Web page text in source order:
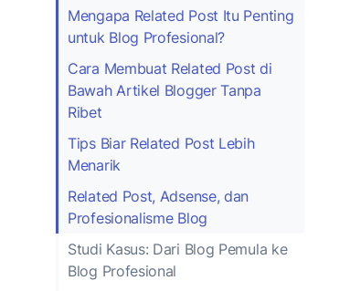
Mengapa Related Post Itu Penting
untuk Blog Profesional?
Cara Membuat Related Post di
Bawah Artikel Blogger Tanpa
Ribet
Tips Biar Related Post Lebih
Menarik
Related Post, Adsense, dan
Profesionalisme Blog
Studi Kasus: Dari Blog Pemula ke
Blog Profesional